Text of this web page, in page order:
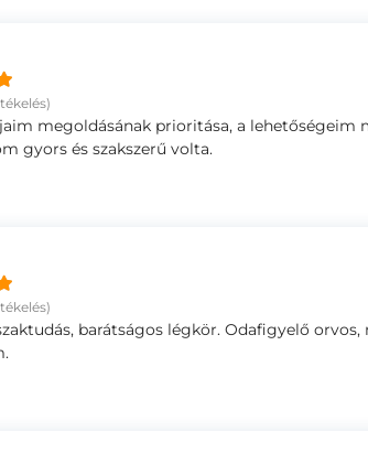
megoldásának prioritása, a lehetőségeim
gyors és szakszerű volta.
barátságos légkör. Odafigyelő